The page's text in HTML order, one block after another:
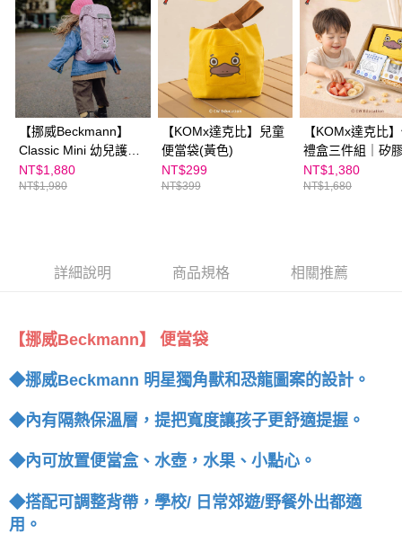
任。
４．使用「AFTEE先享後付」時，將依據個別帳號之用戶狀況，依本公司即
時審查核予不同之上限額度；若仍有額度不足之情形，本公司將視審查結果
請求用戶進行身份認證。
５．嚴禁一人註冊多個帳號或使用他人資訊註冊。若發現惡意使用之情形，
恩沛科技股份有限公司將有權停止該用戶之使用額度並採取法律行動。
【挪威Beckmann】
Classic Mini 幼兒護脊
背包 12L - 粉紅小鹿
NT$1,880
NT$1,980
【KOMx達克比】兒童
便當袋(黃色)
NT$299
NT$399
【KOMx達克比
禮盒三件組｜矽
砂碗(粉/黃/紫)＋
＋便當袋 (加贈！
NT$1,380
NT$1,680
詳細說明 商品規格 相關推薦
【挪威Beckmann】 便當袋
◆挪威Beckmann 明星獨角獸和恐龍圖案的設計。
◆內有隔熱保溫層，提把寬度讓孩子更舒適提握。
◆內可放置便當盒、水壺，水果、小點心。
◆搭配可調整背帶，學校/ 日常郊遊/野餐外出都適
用。